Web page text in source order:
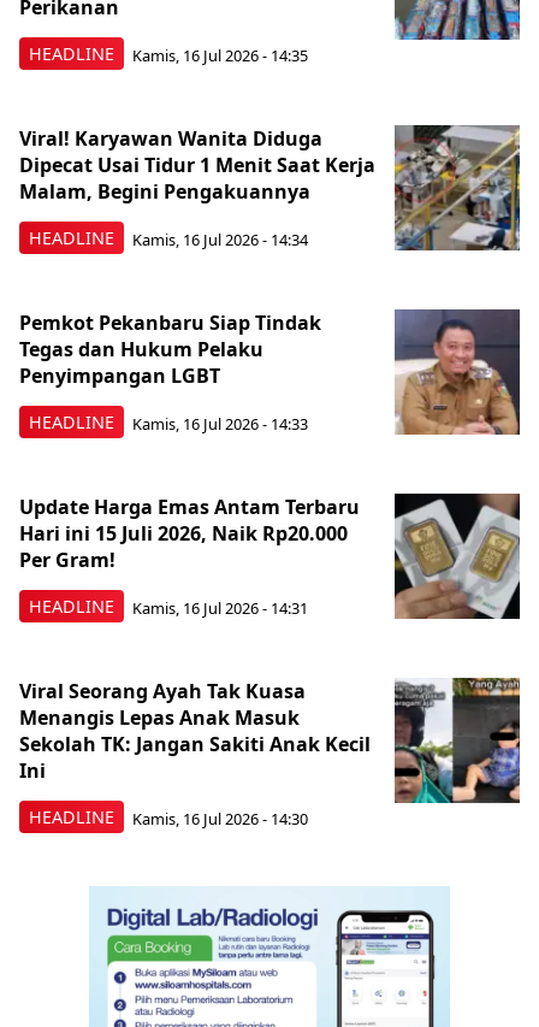
HEADLINE
Perikanan
Kamis, 16 Jul 2026 - 14:35
HEADLINE
Viral! Karyawan Wanita Diduga
Dipecat Usai Tidur 1 Menit Saat Kerja
Malam, Begini Pengakuannya
Kamis, 16 Jul 2026 - 14:34
HEADLINE
Pemkot Pekanbaru Siap Tindak
Tegas dan Hukum Pelaku
Penyimpangan LGBT
Kamis, 16 Jul 2026 - 14:33
HEADLINE
Update Harga Emas Antam Terbaru
Hari ini 15 Juli 2026, Naik Rp20.000
Per Gram!
Kamis, 16 Jul 2026 - 14:31
HEADLINE
Viral Seorang Ayah Tak Kuasa
Menangis Lepas Anak Masuk
Sekolah TK: Jangan Sakiti Anak Kecil
Ini
Kamis, 16 Jul 2026 - 14:30